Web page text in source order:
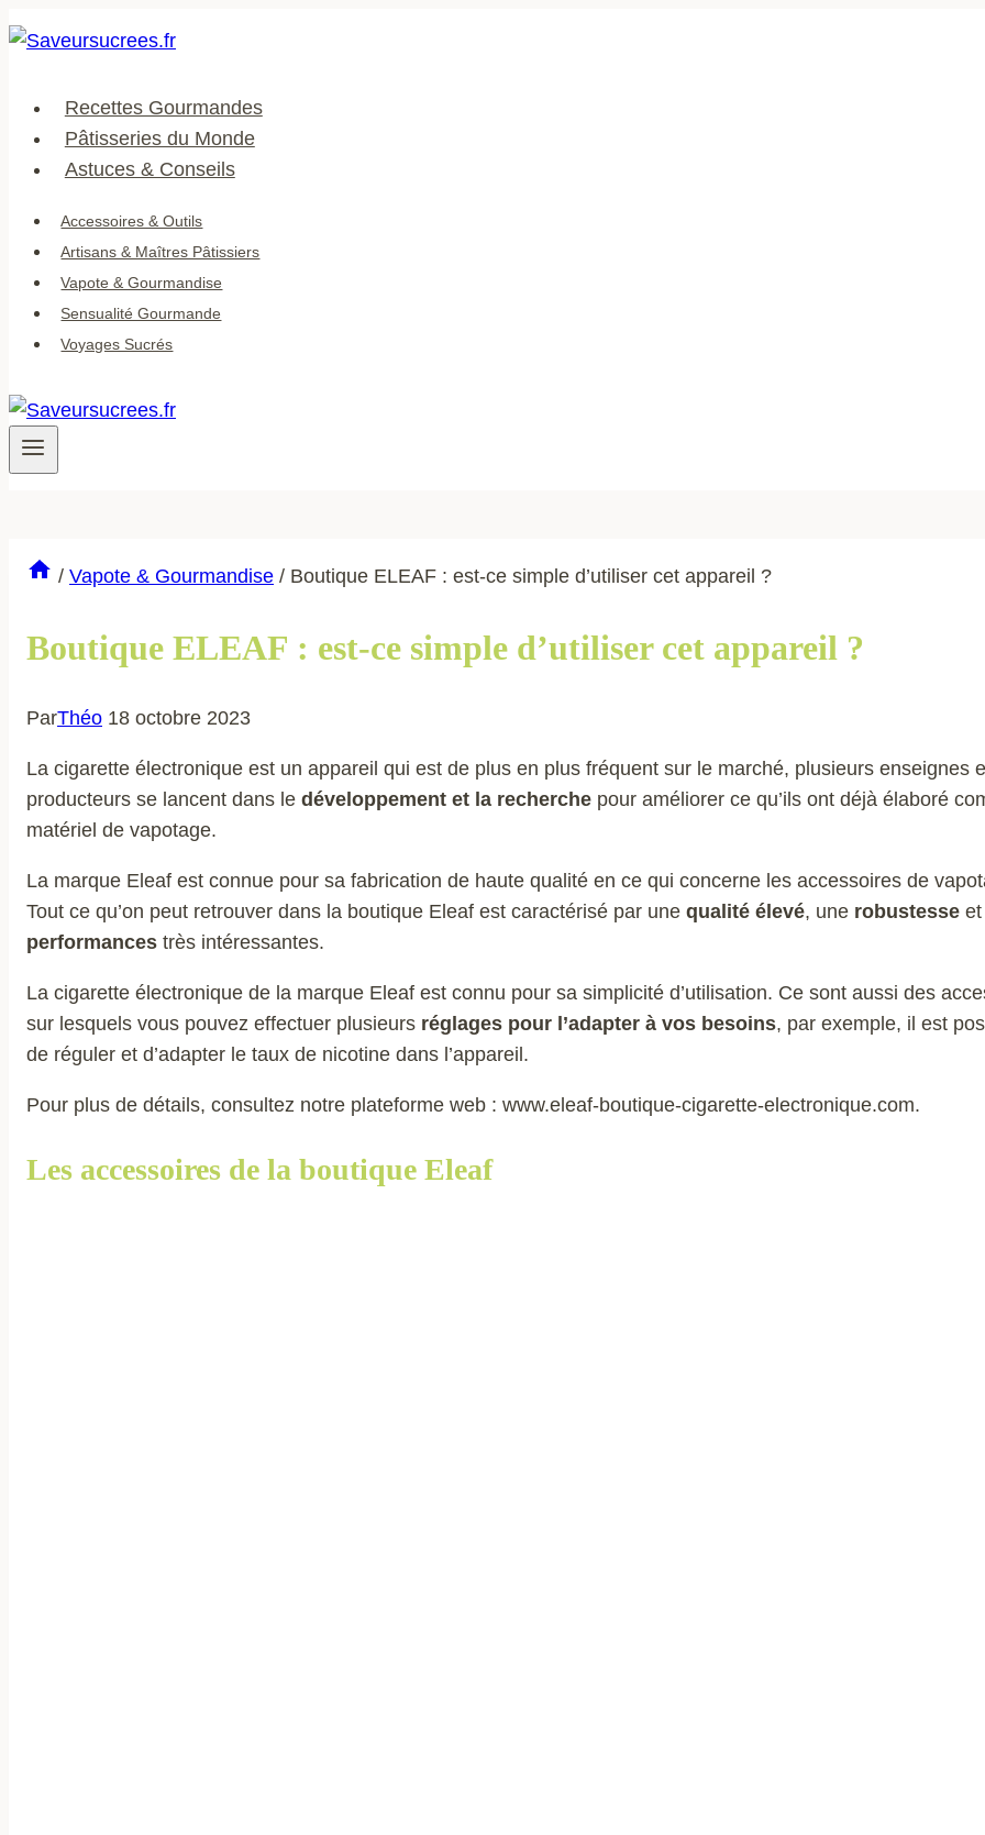
Aller
au
Recettes Gourmandes
Pâtisseries du Monde
Astuces & Conseils
Accessoires & Outils
Artisans & Maîtres Pâtissiers
Vapote & Gourmandise
Sensualité Gourmande
Voyages Sucrés
/ Vapote & Gourmandise / Boutique ELEAF : est-ce simple d’utiliser cet appareil ?
Boutique ELEAF : est-ce simple d’utiliser cet appareil ?
ParThéo 18 octobre 2023
La cigarette électronique est un appareil qui est de plus en plus fréquent sur le marché, plusieurs enseignes
producteurs se lancent dans le développement et la recherche pour améliorer ce qu’ils ont déjà élaboré
matériel de vapotage.
La marque Eleaf est connue pour sa fabrication de haute qualité en ce qui concerne les accessoires de
Tout ce qu’on peut retrouver dans la boutique Eleaf est caractérisé par une qualité élevé, une robustesse
performances très intéressantes.
La cigarette électronique de la marque Eleaf est connu pour sa simplicité d’utilisation. Ce sont aussi des
sur lesquels vous pouvez effectuer plusieurs réglages pour l’adapter à vos besoins, par exemple, il est
de réguler et d’adapter le taux de nicotine dans l’appareil.
Pour plus de détails, consultez notre plateforme web : www.eleaf-boutique-cigarette-electronique.com.
Les accessoires de la boutique Eleaf